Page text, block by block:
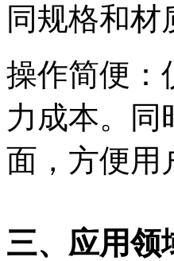
同规格和材
操作简便：
力成本。同
面，方便用
三、应用领